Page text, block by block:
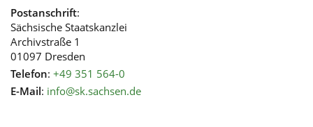
Postanschrift:
Sächsische Staatskanzlei
Archivstraße 1
01097 Dresden
Telefon: +49 351 564-0
E-Mail: info@sk.sachsen.de